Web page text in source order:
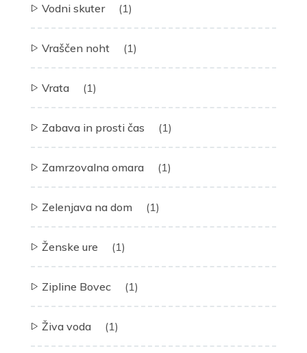
Vodni skuter (1)
Vraščen noht (1)
Vrata (1)
Zabava in prosti čas (1)
Zamrzovalna omara (1)
Zelenjava na dom (1)
Ženske ure (1)
Zipline Bovec (1)
Živa voda (1)